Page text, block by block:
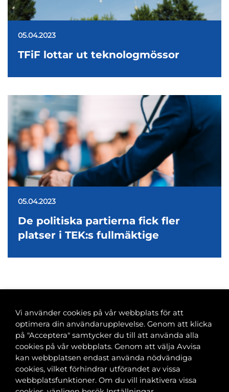
05.04.2023
TFiF lottar ut teknologmössor
05.04.2023
De politiska partierna fick fler
platser i TEK:s fullmäktige
Banvaktsgatan 2A, 00520 Helsingfors
040 585 2586
kansli@tfif.fi
Vi använder cookies på vår webbplats för att
optimera din användarupplevelse. Genom att klicka
på "Acceptera" samtycker du till att använda alla
cookies på vår webbplats. Genom att välja Avvisa
kan webbplatsen endast använda nödvändiga
cookies, vilket förhindrar utförandet av vissa
webbplatsfunktioner. Om du vill inaktivera vissa